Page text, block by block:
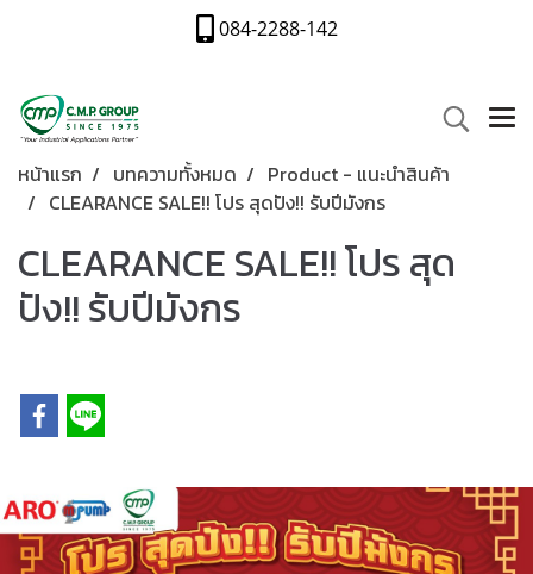
084-2288-142
หน้าแรก บทความทั้งหมด
Product - แนะนำสินค้า
CLEARANCE SALE!! โปร สุดปัง!! รับปีมังกร
CLEARANCE SALE!! โปร สุด
ปัง!! รับปีมังกร